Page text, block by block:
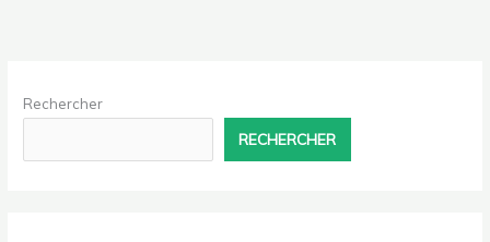
Rechercher
RECHERCHER